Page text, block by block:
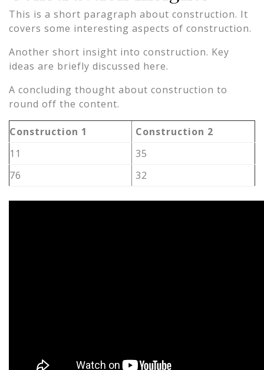
This is a short paragraph about construction. It
covers some interesting aspects of construction.
Another short insight into construction. Key
ideas are briefly discussed here.
A concluding thought about construction to
round off the content.
Construction 1
Construction 2
11
35
76
32